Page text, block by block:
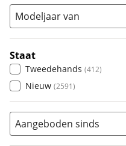
Modeljaar van
Staat
Tweedehands (412)
Nieuw (2591)
Aangeboden sinds